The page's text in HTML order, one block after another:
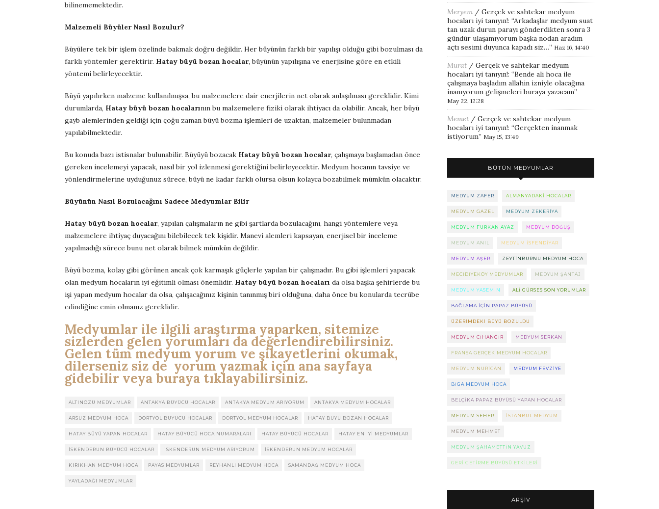
bilinememektedir.
Malzemeli Büyüler Nasıl Bozulur?
Büyülere tek bir işlem özelinde bakmak doğru değildir. Her büyünün farklı bir yapılışı olduğu gibi bozulması da
farklı yöntemler gerektirir. Hatay büyü bozan hocalar, büyünün yapılışına ve enerjisine göre en etkili
yöntemi belirleyecektir.
Büyü yapılırken malzeme kullanılmışsa, bu malzemelere dair enerjilerin net olarak anlaşılması gereklidir. Kimi
durumlarda, Hatay büyü bozan hocalarının bu malzemelere fiziki olarak ihtiyacı da olabilir. Ancak, her büyü
gayb alemlerinden geldiği için çoğu zaman büyü bozma işlemleri de uzaktan, malzemeler bulunmadan
yapılabilmektedir.
Bu konuda bazı istisnalar bulunabilir. Büyüyü bozacak Hatay büyü bozan hocalar, çalışmaya başlamadan önce
gereken incelemeyi yapacak, nasıl bir yol izlenmesi gerektiğini belirleyecektir. Medyum hocanın tavsiye ve
yönlendirmelerine uyduğunuz sürece, büyü ne kadar farklı olursa olsun kolayca bozabilmek mümkün olacaktır.
Büyünün Nasıl Bozulacağını Sadece Medyumlar Bilir
Hatay büyü bozan hocalar, yapılan çalışmaların ne gibi şartlarda bozulacağını, hangi yöntemlere veya
malzemelere ihtiyaç duyacağını bilebilecek tek kişidir. Manevi alemleri kapsayan, enerjisel bir inceleme
yapılmadığı sürece bunu net olarak bilmek mümkün değildir.
Büyü bozma, kolay gibi görünen ancak çok karmaşık güçlerle yapılan bir çalışmadır. Bu gibi işlemleri yapacak
olan medyum hocaların iyi eğitimli olması önemlidir. Hatay büyü bozan hocaları da olsa başka şehirlerde bu
işi yapan medyum hocalar da olsa, çalışacağınız kişinin tanınmış biri olduğuna, daha önce bu konularda tecrübe
edindiğine emin olmanız gereklidir.
Medyumlar ile ilgili araştırma yaparken, sitemize
sizlerden gelen yorumları da değerlendirebilirsiniz.
Gelen tüm medyum yorum ve şikayetlerini okumak,
dilerseniz siz de yorum yazmak için ana sayfaya
gidebilir veya buraya tıklayabilirsiniz.
ALTINÖZÜ MEDYUMLAR ANTAKYA BÜYÜCÜ HOCALAR ANTAKYA MEDYUM ARIYORUM ANTAKYA MEDYUM HOCALAR
ARSUZ MEDYUM HOCA DÖRTYOL BÜYÜCÜ HOCALAR DÖRTYOL MEDYUM HOCALAR HATAY BÜYÜ BOZAN HOCALAR
HATAY BÜYÜ YAPAN HOCALAR HATAY BÜYÜCÜ HOCA NUMARALARI HATAY BÜYÜCÜ HOCALAR HATAY EN IYI MEDYUMLAR
ISKENDERUN BÜYÜCÜ HOCALAR ISKENDERUN MEDYUM ARIYORUM ISKENDERUN MEDYUM HOCALAR
KIRIKHAN MEDYUM HOCA PAYAS MEDYUMLAR REYHANLI MEDYUM HOCA SAMANDAĞ MEDYUM HOCA
YAYLADAĞI MEDYUMLAR
Meryem / Gerçek ve sahtekar medyum
hocaları iyi tanıyın!: “Arkadaşlar medyum suat
tan uzak durun parayı gönderdikten sonra 3
gündür ulaşamıyorum başka nodan aradım
açtı sesimi duyunca kapadı siz…” Haz 16, 14:40
Murat / Gerçek ve sahtekar medyum
hocaları iyi tanıyın!: “Bende ali hoca ile
çalışmaya başladım allahin izniyle olacağına
inanıyorum gelişmeleri buraya yazacam”
May 22, 12:28
Memet / Gerçek ve sahtekar medyum
hocaları iyi tanıyın!: “Gerçekten inanmak
istiyorum” May 15, 13:49
BÜTÜN MEDYUMLAR
MEDYUM ZAFER ALMANYADAKI HOCALAR
MEDYUM GAZEL MEDYUM ZEKERIYA
MEDYUM FURKAN AYAZ MEDYUM DOĞUŞ
MEDYUM ANIL MEDYUM ISFENDIYAR
MEDYUM AŞER ZEYTINBURNU MEDYUM HOCA
MECIDIYEKÖY MEDYUMLAR MEDYUM ŞANTAJ
MEDYUM YASEMIN ALI GÜRSES SON YORUMLAR
BAĞLAMA IÇIN PAPAZ BÜYÜSÜ
ÜZERIMDEKI BÜYÜ BOZULDU
MEDYUM CIHANGIR MEDYUM SERKAN
FRANSA GERÇEK MEDYUM HOCALAR
MEDYUM NURICAN MEDYUM FEVZIYE
BIGA MEDYUM HOCA
BELÇIKA PAPAZ BÜYÜSÜ YAPAN HOCALAR
MEDYUM SEHER ISTANBUL MEDYUM
MEDYUM MEHMET
MEDYUM ŞAHAMETTIN YAVUZ
GERI GETIRME BÜYÜSÜ ETKILERI
ARŞIV